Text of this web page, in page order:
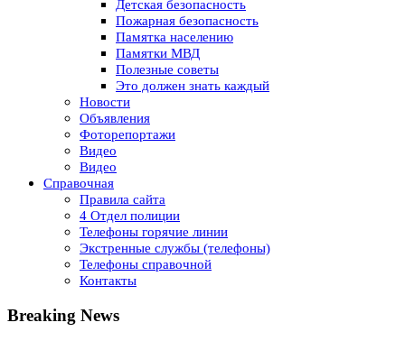
Детская безопасность
Пожарная безопасность
Памятка населению
Памятки МВД
Полезные советы
Это должен знать каждый
Новости
Объявления
Фоторепортажи
Видео
Видео
Справочная
Правила сайта
4 Отдел полиции
Телефоны горячие линии
Экстренные службы (телефоны)
Телефоны справочной
Контакты
Breaking News